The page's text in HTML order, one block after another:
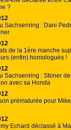
?
Sachsenring : Dani
de la 1ère manche
(enfin) homologués !
Sachsenring : Stoner
avec sa Honda
prématurée pour
Echard déclassé à